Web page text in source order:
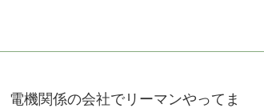
機関係の会社でリーマンやってま